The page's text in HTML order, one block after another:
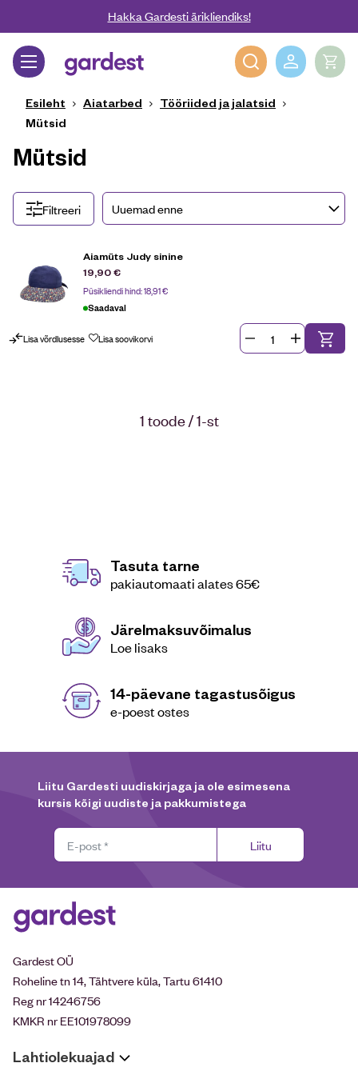
Liigu edasi põhisisu juurdeHakka Gardesti ärikliendiks!
Gardest
Esileht Aiatarbed
Tööriided ja jalatsid
Mütsid
Mütsid
Filtreeri
Aiamüts Judy sinine
19,90€
Püsikliendi hind:18,91€
Saadaval
Lisa võrdlusesse Lisa soovikorvi
1 toode / 1-st
Tasuta tarne
pakiautomaati alates 65€
Järelmaksuvõimalus
Loe lisaks
14-päevane tagastusõigus
e-poest ostes
Liitu Gardesti uudiskirjaga ja ole esimesena
kursis kõigi uudiste ja pakkumistega
Liitu
Gardest OÜ
Roheline tn 14, Tähtvere küla, Tartu 61410
Reg nr 14246756
KMKR nr EE101978099
Lahtiolekuajad